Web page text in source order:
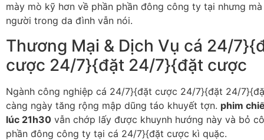
mày mò kỹ hơn về phần phần đông công ty tại nhưng
người trong da đình vẫn nói.
Thương Mại & Dịch Vụ cá 24/
cược 24/7}{đặt 24/7}{đặt cược
Ngành công nghiệp cá 24/7}{đặt cược 24/7}{đặt 24/
càng ngày tăng rộng mập dũng táo khuyết tợn. phim
lúc 21h30 vẫn chớp lấy được khuynh hướng này và bỏ
phần đông công ty tại cá 24/7}{đặt cược kì quặc.